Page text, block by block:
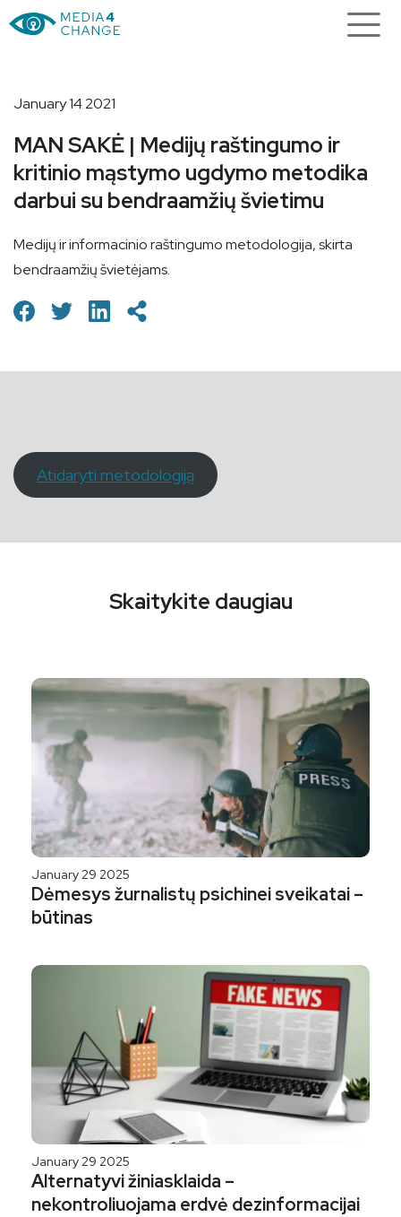
January 14 2021
MAN SAKĖ | Medijų raštingumo ir
kritinio mąstymo ugdymo metodika
darbui su bendraamžių švietimu
Medijų ir informacinio raštingumo metodologija, skirta
bendraamžių švietėjams.
Atidaryti metodologiją
Skaitykite daugiau
January 29 2025
Dėmesys žurnalistų psichinei sveikatai –
būtinas
January 29 2025
Alternatyvi žiniasklaida –
nekontroliuojama erdvė dezinformacijai